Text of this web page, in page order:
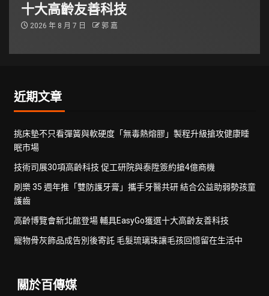
十大高齡友善科技
2026 年 8 月 7 日 郭 嘉
近期文章
挑床墊不只看彈簧與軟硬度「無毒熱熔膠」製程升級搶攻健康睡
眠市場
技術司展30項高齡科技 促工研院與泰陞簽約搶4億商機
刷樂 35 週年推「雙防護牙膏」攜手牙醫共研 結合公益助弱勢孩童
護齒
高齡博覽會新北館登場 輔具EasyGo獲選十大高齡友善科技
寵物骨灰飾品成告別後寄託 毛髮琉璃珠讓毛孩回憶留在生活中
關於百傳媒